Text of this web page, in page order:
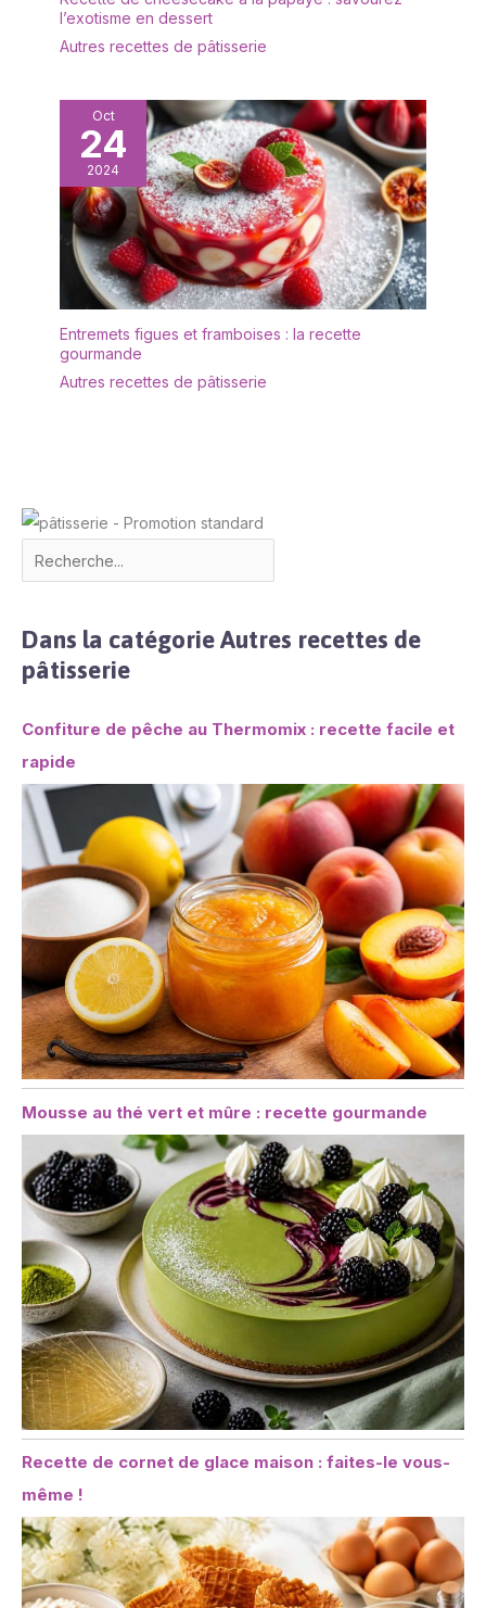
l’exotisme en dessert
Autres recettes de pâtisserie
Oct
24
2024
Entremets figues et framboises : la recette
gourmande
Autres recettes de pâtisserie
Dans la catégorie Autres recettes de
pâtisserie
Confiture de pêche au Thermomix : recette facile et
rapide
Mousse au thé vert et mûre : recette gourmande
Recette de cornet de glace maison : faites-le vous-
même !